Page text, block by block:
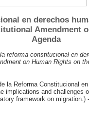
en derechos
Amendment
Agenda
reforma constitucional en
on Human Rights on
la Reforma Constitucional
implications and challenges
framework on migration.)